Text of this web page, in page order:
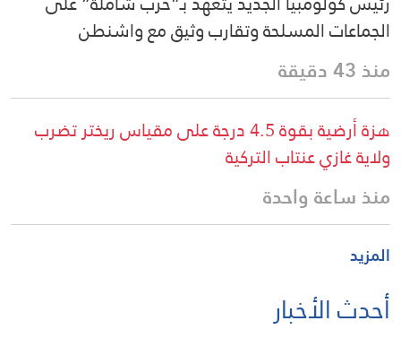
الجماعات المسلحة وتقارب وثيق مع واشنطن
منذ 43 دقيقة
هزة أرضية بقوة 4.5 درجة على مقياس ريختر تضرب
ولاية غازي عنتاب التركية
منذ ساعة واحدة
المزيد
أحدث الأخبار